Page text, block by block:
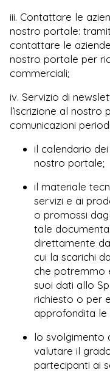
iii. Contattare le
nostro portale:
contattare le
nostro portale per
commerciali;
iv. Servizio di
l’iscrizione al
comunicazioni
il calendario
nostro portale;
il materiale
servizi e ai
o promossi
tale
direttamente
cui la scarichi
che potremmo
suoi dati allo
richiesto o per
approfondita le
lo svolgimento
valutare il
partecipanti ai